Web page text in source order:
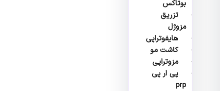
بوتاکس
تزریق
مزوژل
هایفوتراپی
کاشت مو
مزوتراپی
پی ار پی